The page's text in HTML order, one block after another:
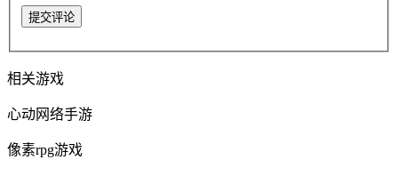
提交评论
相关游戏
心动网络手游
像素rpg游戏